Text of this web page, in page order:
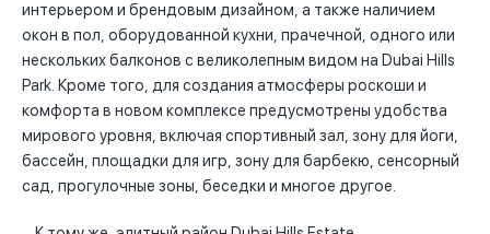
интерьером и брендовым дизайном, а также наличием
окон в пол, оборудованной кухни, прачечной, одного или
нескольких балконов с великолепным видом на Dubai Hills
Park. Кроме того, для создания атмосферы роскоши и
комфорта в новом комплексе предусмотрены удобства
мирового уровня, включая спортивный зал, зону для йоги,
бассейн, площадки для игр, зону для барбекю, сенсорный
сад, прогулочные зоны, беседки и многое другое.